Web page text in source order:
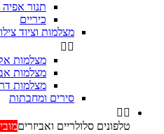
‏תנור אפיה
כיריים
מצלמות וציוד
 
מצלמות
מצלמות
מצלמות
סירים ומחבתות
 
טלפונים סלולריים ואביזרים